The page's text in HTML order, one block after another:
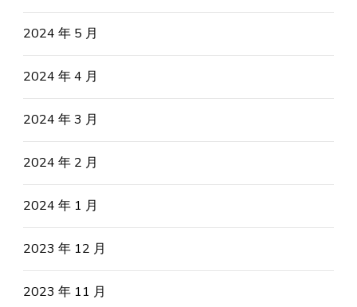
2024 年 5 月
2024 年 4 月
2024 年 3 月
2024 年 2 月
2024 年 1 月
2023 年 12 月
2023 年 11 月